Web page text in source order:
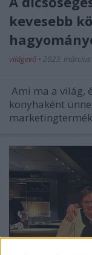
kevesebb
világevő • 2023. március
Ami ma a világ,
konyhaként